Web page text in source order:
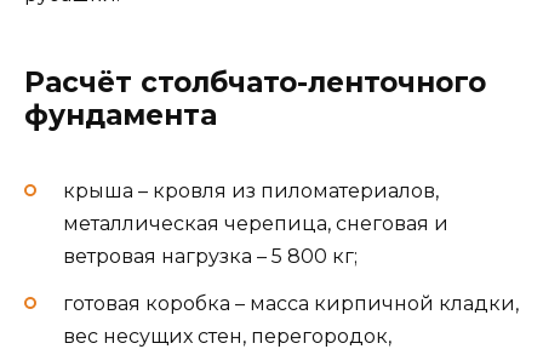
Расчёт столбчато-ленточного
фундамента
крыша – кровля из пиломатериалов,
металлическая черепица, снеговая и
ветровая нагрузка – 5 800 кг;
готовая коробка – масса кирпичной кладки,
вес несущих стен, перегородок,